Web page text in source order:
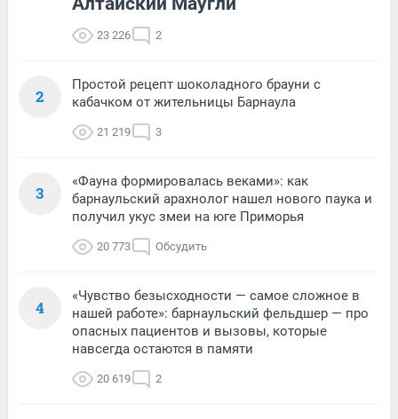
23 226 2
2
Простой рецепт шоколадного брауни с
кабачком от жительницы Барнаула
21 219 3
3
«Фауна формировалась веками»: как
барнаульский арахнолог нашел нового паука и
получил укус змеи на юге Приморья
20 773 Обсудить
4
«Чувство безысходности — самое сложное в
нашей работе»: барнаульский фельдшер — про
опасных пациентов и вызовы, которые
навсегда остаются в памяти
20 619 2